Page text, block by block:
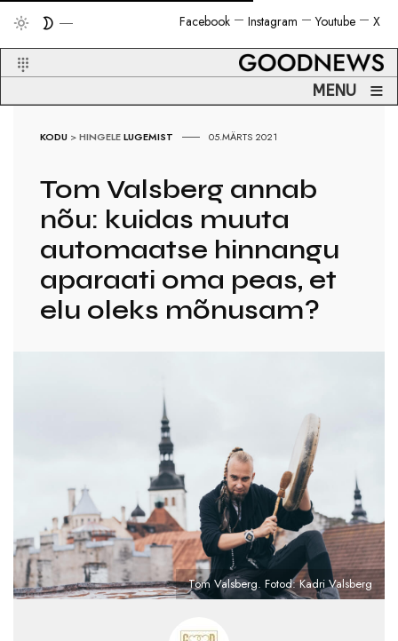
X
Youtube
Instagram
Facebook
MENU ≡
KODU >HINGELELUGEMIST 05.MÄRTS 2021
Tom Valsberg annab
nõu: kuidas muuta
automaatse hinnangu
aparaati oma peas, et
elu oleks mõnusam?
Tom Valsberg. Fotod: Kadri Valsberg